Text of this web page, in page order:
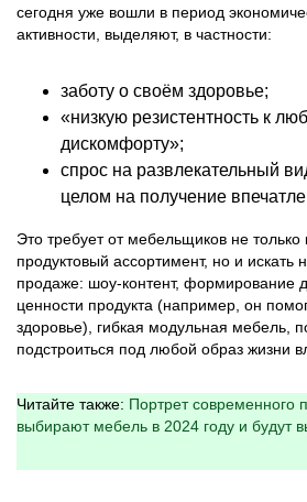
сегодня уже вошли в период
активности, выделяют, в частности:
заботу о своём здоровье;
«низкую резистентность к
дискомфорту»;
спрос на развлекательный
целом на получение
Это требует от мебельщиков не только
продуктовый ассортимент, но и искать
продаже: шоу-контент, формирование
ценности продукта (например, он
здоровье), гибкая модульная мебель,
подстроиться под любой образ жизни
Читайте также: Портрет современного
выбирают мебель в 2024 году и будут